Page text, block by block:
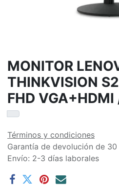
MONITOR
THINKVISION
FHD
Términos y condiciones
Garantía de devolución de 30
Envío: 2-3 días laborales